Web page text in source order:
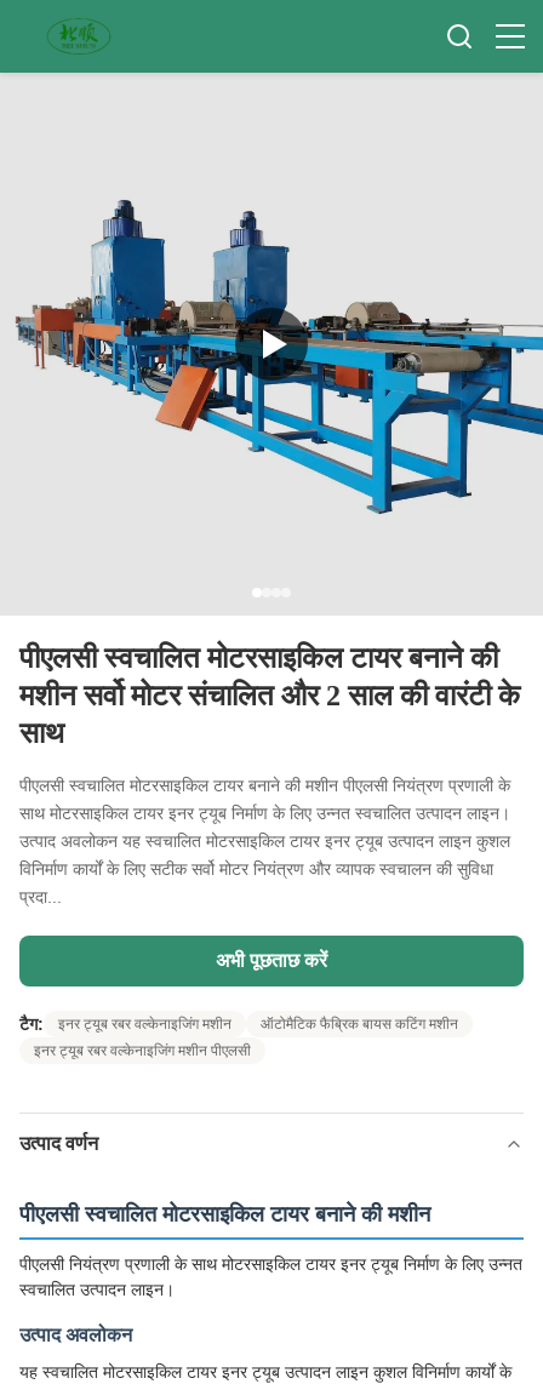
पीएलसी स्वचालित मोटरसाइकिल टायर बनाने की
मशीन सर्वो मोटर संचालित और 2 साल की वारंटी के
साथ
पीएलसी स्वचालित मोटरसाइकिल टायर बनाने की मशीन पीएलसी नियंत्रण प्रणाली के
साथ मोटरसाइकिल टायर इनर ट्यूब निर्माण के लिए उन्नत स्वचालित उत्पादन लाइन।
उत्पाद अवलोकन यह स्वचालित मोटरसाइकिल टायर इनर ट्यूब उत्पादन लाइन कुशल
विनिर्माण कार्यों के लिए सटीक सर्वो मोटर नियंत्रण और व्यापक स्वचालन की सुविधा
प्रदा...
अभी पूछताछ करें
टैग: इनर ट्यूब रबर वल्केनाइजिंग मशीन
ऑटोमैटिक फैब्रिक बायस कटिंग मशीन
इनर ट्यूब रबर वल्केनाइजिंग मशीन पीएलसी
उत्पाद वर्णन
पीएलसी स्वचालित मोटरसाइकिल टायर बनाने की मशीन
पीएलसी नियंत्रण प्रणाली के साथ मोटरसाइकिल टायर इनर ट्यूब निर्माण के लिए उन्नत
स्वचालित उत्पादन लाइन।
उत्पाद अवलोकन
यह स्वचालित मोटरसाइकिल टायर इनर ट्यूब उत्पादन लाइन कुशल विनिर्माण कार्यों के